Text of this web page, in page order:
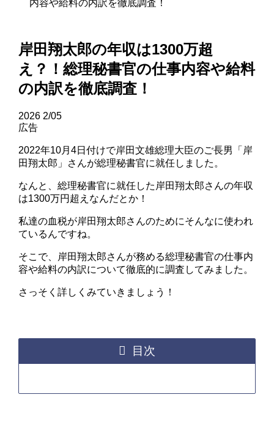
内容や給料の内訳を徹底調査！
岸田翔太郎の年収は1300万超
え？！総理秘書官の仕事内容や給料
の内訳を徹底調査！
2026 2/05
広告
2022年10月4日付けで岸田文雄総理大臣のご長男「岸
田翔太郎」さんが総理秘書官に就任しました。
なんと、総理秘書官に就任した岸田翔太郎さんの年収
は1300万円超えなんだとか！
私達の血税が岸田翔太郎さんのためにそんなに使われ
ているんですね。
そこで、岸田翔太郎さんが務める総理秘書官の仕事内
容や給料の内訳について徹底的に調査してみました。
さっそく詳しくみていきましょう！
目次